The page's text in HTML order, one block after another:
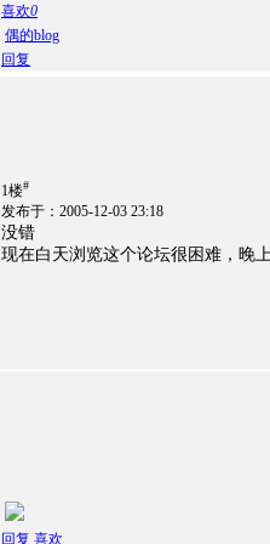
喜欢0
偶的blog
回复
1楼#
发布于：2005-12-03 23:18
没错
现在白天浏览这个论坛很困难，晚
回复 喜欢